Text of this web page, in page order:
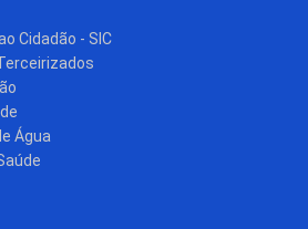
Cidadão - SIC
Água